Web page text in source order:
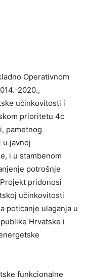
Operativnom
2020.,
učinkovitosti i
prioritetu 4c
pametnog
u javnoj
i u stambenom
potrošnje
pridonosi
učinkovitosti
poticanje ulaganja u
Hrvatske i
funkcionalne